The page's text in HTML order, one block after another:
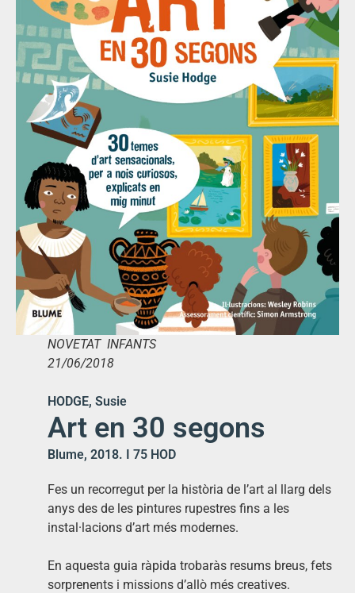
NOVETAT INFANTS
21/06/2018
HODGE, Susie
Art en 30 segons
Blume, 2018. I 75 HOD
Fes un recorregut per la història de l’art al llarg dels
anys des de les pintures rupestres fins a les
instal·lacions d’art més modernes.
En aquesta guia ràpida trobaràs resums breus, fets
sorprenents i missions d’allò més creatives.